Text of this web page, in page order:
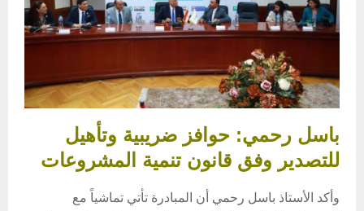
باسل رحمي: حوافز ضريبية وتأهيل
للتصدير وفق قانون تنمية المشروعات
وأكد الأستاذ باسل رحمي أن المبادرة تأتي تماشياً مع